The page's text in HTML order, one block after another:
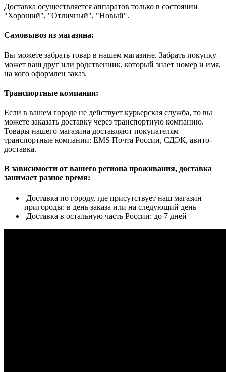
Доставка осуществляется аппаратов только в состоянии
"Хороший", "Отличный", "Новый".
Самовывоз из магазина:
Вы можете забрать товар в нашем магазине. Забрать покупку
может ваш друг или родственник, который знает номер и имя,
на кого оформлен заказ.
Транспортные компании:
Если в вашем городе не действует курьерская служба, то вы
можете заказать доставку через транспортную компанию.
Товары нашего магазина доставляют покупателям
транспортные компании: EMS Почта России, СДЭК, авито-
доставка.
В зависимости от вашего региона проживания, доставка
занимает разное время:
Доставка по городу, где присутствует наш магазин +
пригороды: в день заказа или на следующий день
Доставка в остальную часть России: до 7 дней